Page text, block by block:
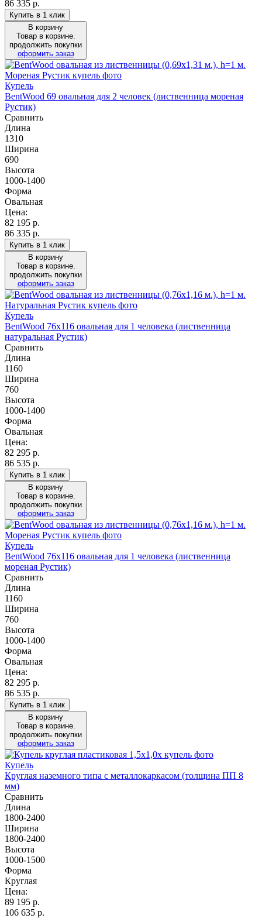
86 335 р.
Купить в 1 клик
В корзину
Товар в корзине.
продолжить покупки
оформить заказ
Купель
BentWood 69 овальная для 2 человек (лиственница мореная
Рустик)
Сравнить
Длина
1310
Ширина
690
Высота
1000-1400
Форма
Овальная
Цена:
82 195 р.
86 335 р.
Купить в 1 клик
В корзину
Товар в корзине.
продолжить покупки
оформить заказ
Купель
BentWood 76х116 овальная для 1 человека (лиственница
натуральная Рустик)
Сравнить
Длина
1160
Ширина
760
Высота
1000-1400
Форма
Овальная
Цена:
82 295 р.
86 535 р.
Купить в 1 клик
В корзину
Товар в корзине.
продолжить покупки
оформить заказ
Купель
BentWood 76х116 овальная для 1 человека (лиственница
мореная Рустик)
Сравнить
Длина
1160
Ширина
760
Высота
1000-1400
Форма
Овальная
Цена:
82 295 р.
86 535 р.
Купить в 1 клик
В корзину
Товар в корзине.
продолжить покупки
оформить заказ
Купель
Круглая наземного типа с металлокаркасом (толщина ПП 8
мм)
Сравнить
Длина
1800-2400
Ширина
1800-2400
Высота
1000-1500
Форма
Круглая
Цена:
89 195 р.
106 635 р.